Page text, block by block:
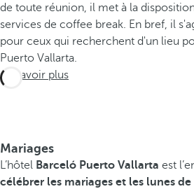
de toute réunion, il met à la
services de coffee break. En bref, il
pour ceux qui recherchent d'un lieu
Puerto Vallarta.
En savoir plus
Mariages
L’hôtel Barceló Puerto Vallarta est
célébrer les mariages et les lunes